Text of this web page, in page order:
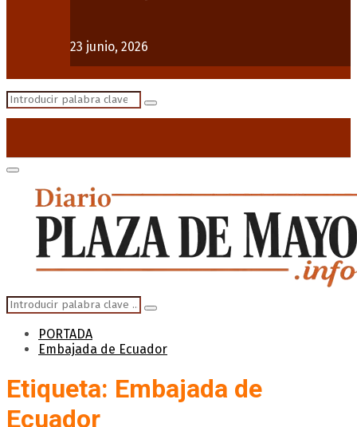
23 junio, 2026
Search
Search
Primary
Menu
Search
for:
Search
PORTADA
Embajada de Ecuador
Etiqueta: Embajada de
Ecuador